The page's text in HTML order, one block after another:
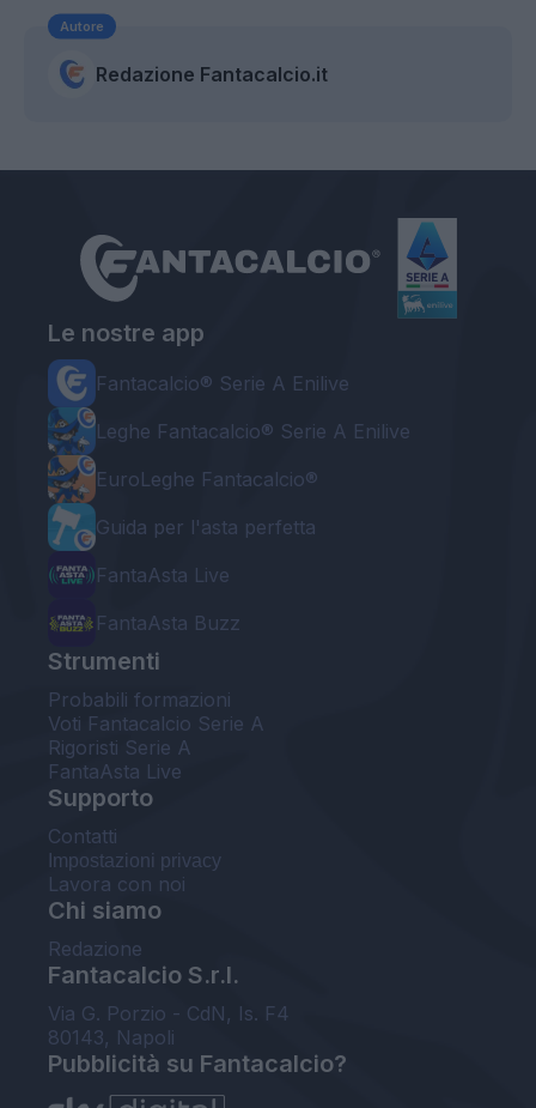
Autore
Redazione Fantacalcio.it
Le nostre app
Fantacalcio® Serie A Enilive
Leghe Fantacalcio® Serie A Enilive
EuroLeghe Fantacalcio®
Guida per l'asta perfetta
FantaAsta Live
FantaAsta Buzz
Strumenti
Probabili formazioni
Voti Fantacalcio Serie A
Rigoristi Serie A
FantaAsta Live
Supporto
Contatti
Impostazioni privacy
Lavora con noi
Chi siamo
Redazione
Fantacalcio S.r.l.
Via G. Porzio - CdN, Is. F4
80143, Napoli
Pubblicità su Fantacalcio?